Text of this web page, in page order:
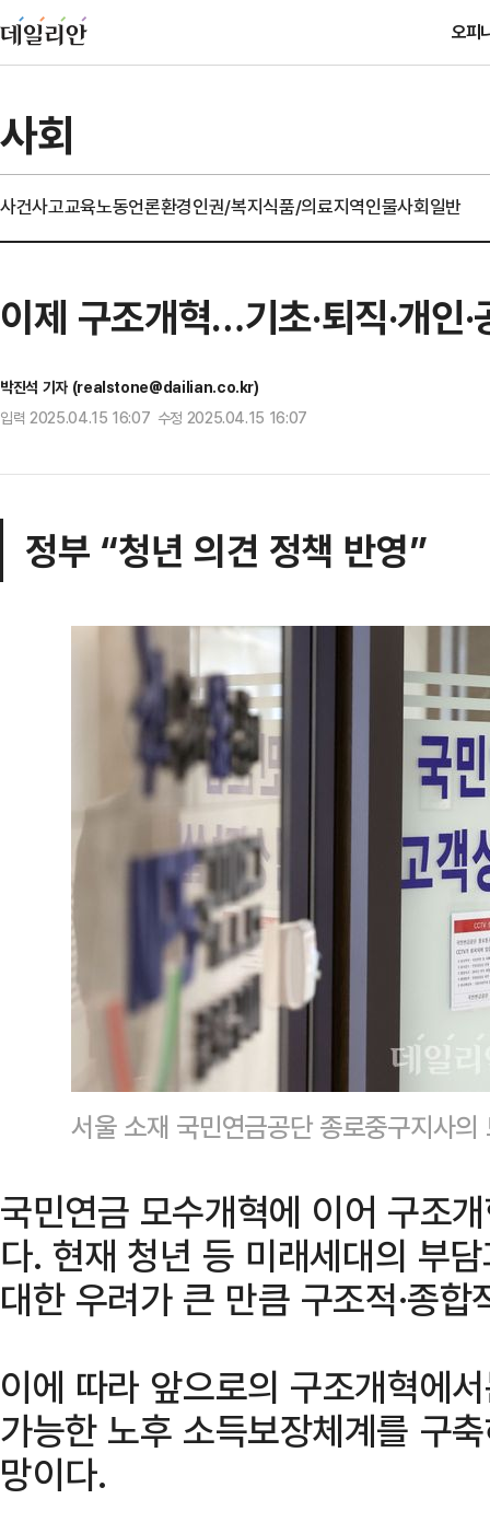
오피
사회
사건사고교육노동언론환경인권/복지식품/의료지역인물사회일반
이제 구조개혁…기초·퇴직·개인
박진석 기자 (realstone@dailian.co.kr)
입력 2025.04.15 16:07 수정 2025.04.15 16:07
정부 “청년 의견 정책 반영”
서울 소재 국민연금공단 종로중구지사
국민연금 모수개혁에 이어 구조
다. 현재 청년 등 미래세대의 부
대한 우려가 큰 만큼 구조적·종
이에 따라 앞으로의 구조개혁에
가능한 노후 소득보장체계를 구
망이다.